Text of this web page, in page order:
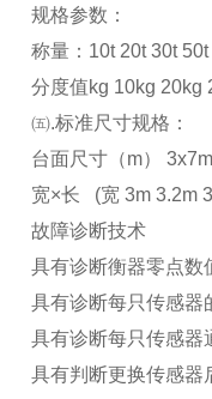
规格参数：
称量：10t 20t 30t
分度值kg 10kg 20kg
㈤.标准尺寸规格：
台面尺寸（m）
宽×长 (宽 3m 3.2m
故障诊断技术
具有诊断衡器零点数
具有诊断每只传感器
具有诊断每只传感器
具有判断更换传感器